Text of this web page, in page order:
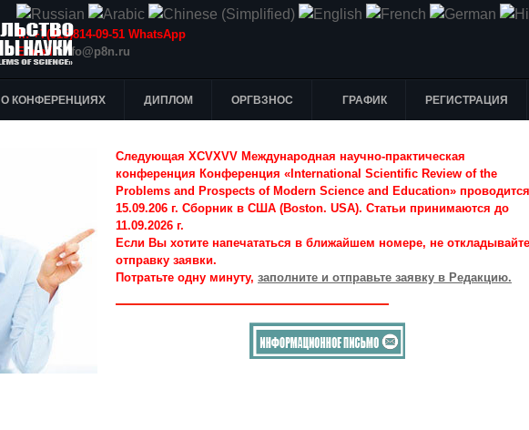
Т.: +7(915)814-09-51 WhatsApp
E-mail:info@p8n.ru
О КОНФЕРЕНЦИЯХ ДИПЛОМ ОРГВЗНОС ГРАФИК РЕГИСТРАЦИЯ
Следующая XCVXVV Международная научно-практическая
конференция Конференция «International Scientific Review of the
Problems and Prospects of Modern Science and Education» проводится
15.09.206 г. Сборник в США (Boston. USA). Статьи принимаются до
11.09.2026 г.
Если Вы хотите напечататься в ближайшем номере, не откладывайте
отправку заявки.
Потратьте одну минуту, заполните и отправьте заявку в Редакцию.